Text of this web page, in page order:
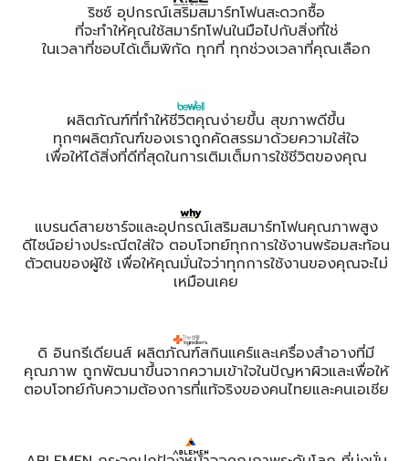
ริซซ์ อุปกรณ์เสริมสมาร์ทโฟนสะดวกซื้อ
ที่จะทำให้คุณใช้สมาร์ทโฟนในมือไปกับสิ่งที่ใช่
ในเวลาที่ชอบได้เต็มพิกัด ทุกที่ ทุกช่วงเวลาที่คุณเลือก
ผลิตภัณฑ์ที่ทำให้ชีวิตคุณง่ายขึ้น สุขภาพดีขึ้น
ทุกๆผลิตภัณฑ์ของเราถูกคัดสรรมาด้วยความใส่ใจ
เพื่อให้ได้สิ่งที่ดีที่สุดในการเติมเต็มการใช้ชีวิตของคุณ
แบรนด์สายชาร์จและอุปกรณ์เสริมสมาร์ทโฟนคุณภาพสูง
ดีไซน์อย่างประณีตใส่ใจ ตอบโจทย์ทุกการใช้งานพร้อมสะท้อน
ตัวตนของผู้ใช้ เพื่อให้คุณมั่นใจว่าทุกการใช้งานของคุณจะไม่
เหมือนเคย
ดิ อินกรีเดียนส์ ผลิตภัณฑ์สกินแคร์และเครื่องสําอางที่มี
คุณภาพ ถูกพัฒนาขึ้นจากความเข้าใจในปัญหาผิวและเพื่อให้
ตอบโจทย์กับความต้องการที่แท้จริงของคนไทยและคนเอเชีย